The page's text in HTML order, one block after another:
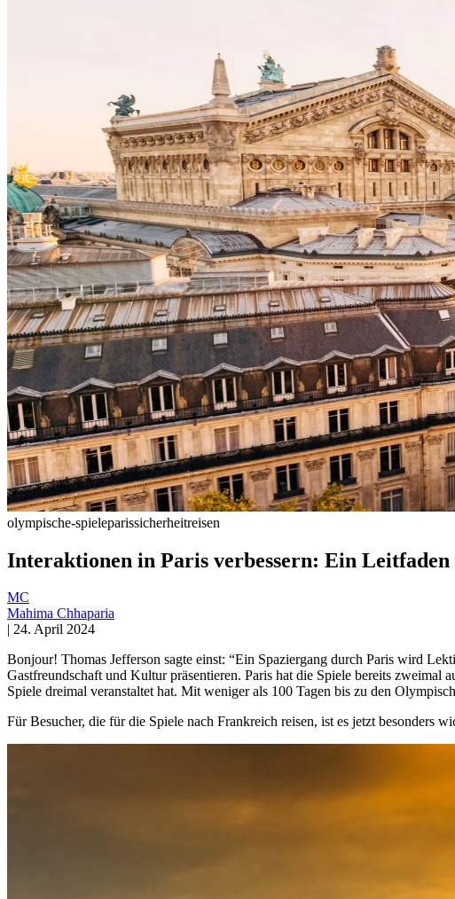
olympische-spieleparissicherheitreisen
Interaktionen in Paris verbessern: Ein
MC
Mahima Chhaparia
| 24. April 2024
Bonjour! Thomas Jefferson sagte einst: “Ein Spaziergang durch Paris wird
Gastfreundschaft und Kultur präsentieren. Paris hat die Spiele bereits
Spiele dreimal veranstaltet hat. Mit weniger als 100 Tagen bis zu den
Für Besucher, die für die Spiele nach Frankreich reisen, ist es jetzt besonders